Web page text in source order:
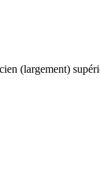
(largement)